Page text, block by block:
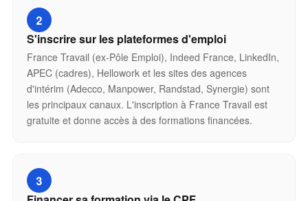
2
S'inscrire sur les plateformes d'emploi
France Travail (ex-Pôle Emploi), Indeed France, LinkedIn,
APEC (cadres), Hellowork et les sites des agences
d'intérim (Adecco, Manpower, Randstad, Synergie) sont
les principaux canaux. L'inscription à France Travail est
gratuite et donne accès à des formations financées.
3